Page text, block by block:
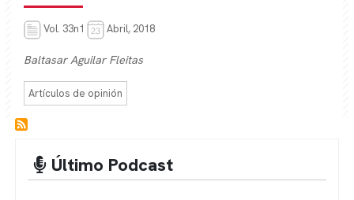
Vol. 33n1 Abril, 2018
Baltasar Aguilar Fleitas
Artículos de opinión
Último Podcast